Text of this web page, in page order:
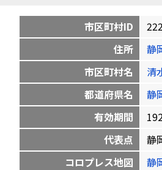
市区町村ID
住所
静
市区町村名
清
都道府県名
静
有効期間
代表点
静
コロプレス地図
静